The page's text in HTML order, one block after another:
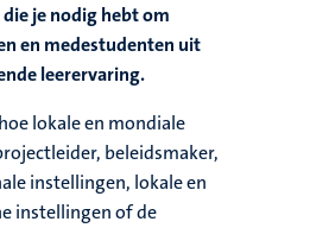
je nodig hebt om
en medestudenten uit
leerervaring.
lokale en mondiale
beleidsmaker,
instellingen, lokale en
instellingen of de